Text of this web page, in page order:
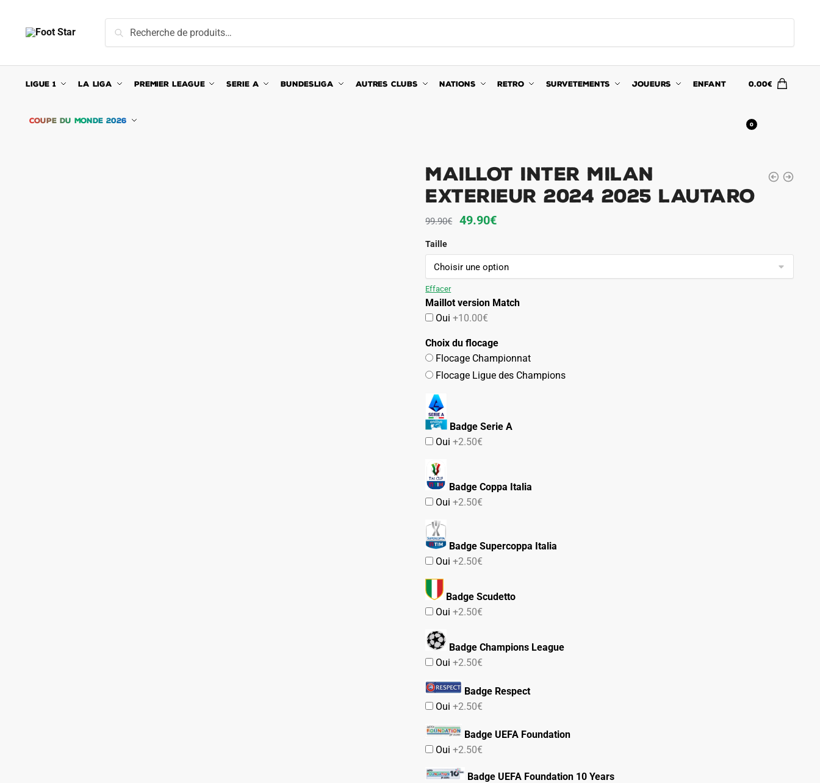
navigation
content
pour :
Recherche
LIGUE 1 LA LIGA PREMIER LEAGUE SERIE A BUNDESLIGA AUTRES CLUBS NATIONS RETRO SURVETEMENTS JOUEURS ENFANT
COUPE DU MONDE 2026
0.00€
0
Maillot Inter Milan
Exterieur 2024 2025 Lautaro
99.90€
Le
initial
était :
49.90€Le
actuel
est :
Taille
Effacer
Maillot version Match
Oui+10.00€
Choix du flocage
Flocage Championnat
Flocage Ligue des Champions
Badge Serie A
Oui+2.50€
Badge Coppa Italia
Oui+2.50€
Badge Supercoppa Italia
Oui+2.50€
Badge Scudetto
Oui+2.50€
Badge Champions League
Oui+2.50€
Badge Respect
Oui+2.50€
Badge UEFA Foundation
Oui+2.50€
Badge UEFA Foundation 10 Years